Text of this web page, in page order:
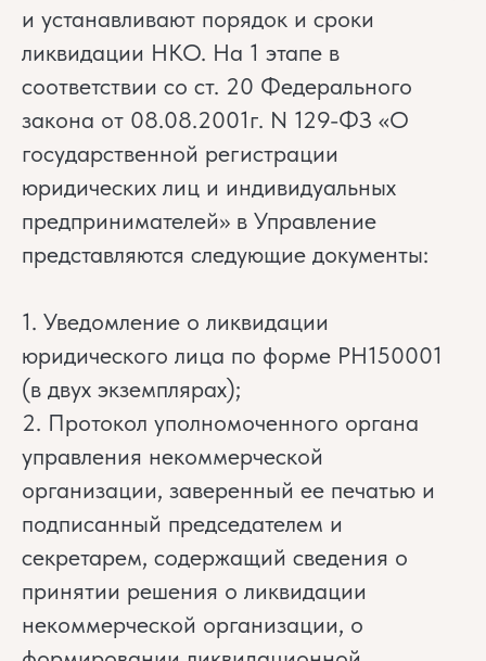
и устанавливают порядок и сроки
ликвидации НКО. На 1 этапе в
соответствии со ст. 20 Федерального
закона от 08.08.2001г. N 129-ФЗ «О
государственной регистрации
юридических лиц и индивидуальных
предпринимателей» в Управление
представляются следующие документы:
1. Уведомление о ликвидации
юридического лица по форме РН150001
(в двух экземплярах);
2. Протокол уполномоченного органа
управления некоммерческой
организации, заверенный ее печатью и
подписанный председателем и
секретарем, содержащий сведения о
принятии решения о ликвидации
некоммерческой организации, о